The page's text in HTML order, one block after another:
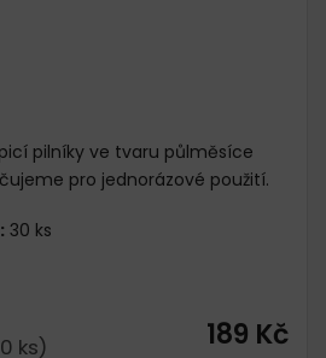
189 Kč
ks)
pilníky ve tvaru půlměsíce
pro jednorázové použití.
30 ks